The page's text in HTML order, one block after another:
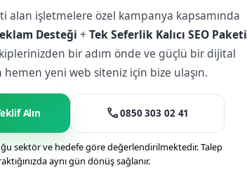
alan işletmelere özel kampanya kapsamında
Desteği +Tek Seferlik Kalıcı SEO Paketi
bir adım önde ve güçlü bir dijital
hemen yeni web siteniz için bize ulaşın.
Alın call0850 303 02 41
sektör ve hedefe göre değerlendirilmektedir. Talep
aynı gün dönüş sağlanır.